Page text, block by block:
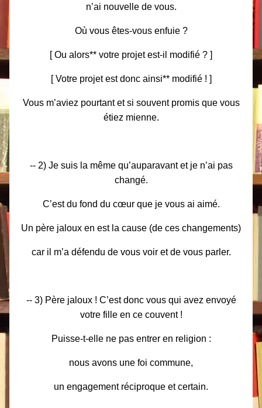
n’ai nouvelle de vous.
Où vous êtes-vous enfuie ?
[ Ou alors** votre projet est-il modifié ? ]
[ Votre projet est donc ainsi** modifié ! ]
Vous m’aviez pourtant et si souvent promis que vous
étiez mienne.
-- 2) Je suis la même qu’auparavant et je n’ai pas
changé.
C’est du fond du cœur que je vous ai aimé.
Un père jaloux en est la cause (de ces changements)
car il m’a défendu de vous voir et de vous parler.
-- 3) Père jaloux ! C’est donc vous qui avez envoyé
votre fille en ce couvent !
Puisse-t-elle ne pas entrer en religion :
nous avons une foi commune,
un engagement réciproque et certain.